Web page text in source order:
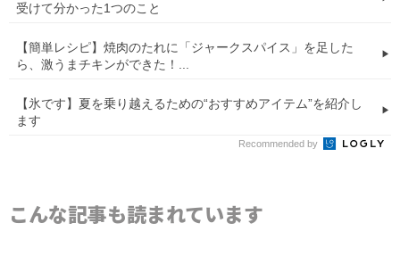
受けて分かった1つのこと
【簡単レシピ】焼肉のたれに「ジャークスパイス」を足した
ら、激うまチキンができた！...
【氷です】夏を乗り越えるための“おすすめアイテム”を紹介し
ます
Recommended by
こんな記事も読まれています